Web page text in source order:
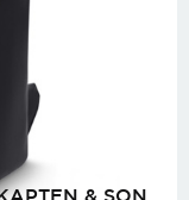
& SON